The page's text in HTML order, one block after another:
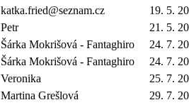
katka.fried@seznam.cz
19. 5.
Petr
21. 5.
Šárka Mokrišová - Fantaghiro
24. 7.
Šárka Mokrišová - Fantaghiro
24. 7.
Veronika
25. 7.
Martina Grešlová
29. 7.